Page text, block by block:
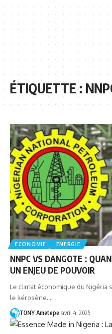
ÉTIQUETTE :
ECONOMIE ENERGIE
NNPC VS DANGOTE :
UN ENJEU DE POUVOIR
Le climat économique du Nigéria
le kérosène.…
TONY Ametepe avril 4, 2025